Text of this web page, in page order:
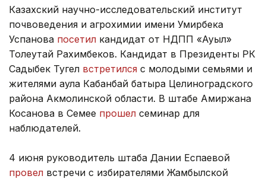
Казахский научно-исследовательский институт
почвоведения и агрохимии имени Умирбека
Успанова посетил кандидат от НДПП «Ауыл»
Толеутай Рахимбеков. Кандидат в Президенты РК
Садыбек Тугел встретился с молодыми семьями и
жителями аула Кабанбай батыра Целиноградского
района Акмолинской области. В штабе Амиржана
Косанова в Семее прошел семинар для
наблюдателей.
4 июня руководитель штаба Дании Еспаевой
провел встречи с избирателями Жамбылской